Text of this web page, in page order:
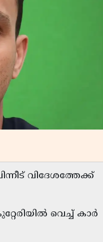
വിദേശത്തേക്ക്
വെച്ച് കാർ